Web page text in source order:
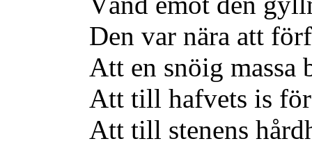
Den var nära att
Att en snöig massa
Att till hafvets is
Att till stenens